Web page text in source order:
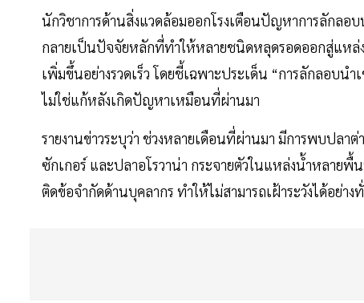
นักวิชาการด้านสิ่งแวดล้อมออกโรงเตือนปัญหาการลักลอ
กลายเป็นปัจจัยหลักที่ทำให้หลายชนิดหลุดรอดออกสู่แหล่
เพิ่มขึ้นอย่างรวดเร็ว โดยชี้เฉพาะประเด็น “การลักลอบน
ไม่ใช่แก้หลังเกิดปัญหาเหมือนที่ผ่านมา
รายงานข่าวระบุว่า ช่วงหลายเดือนที่ผ่านมา มีการพบปล
ซักเกอร์ และปลาอโรวาน่า กระจายตัวในแหล่งน้ำหลาย
ติดข้อจำกัดด้านบุคลากร ทำให้ไม่สามารถเฝ้าระวังได้อย่าง